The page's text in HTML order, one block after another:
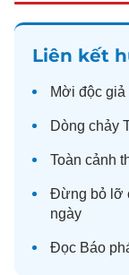
Liên kết
Mời độc giả
Dòng chảy
Toàn cảnh
Đừng bỏ lỡ
ngày
Đọc Báo